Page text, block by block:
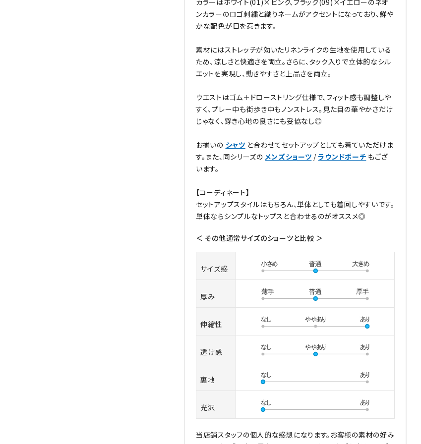
ンカラーのロゴ刺繍と織りネームがアクセントになっており、鮮や
かな配色が目を惹きます。
素材にはストレッチが効いたリネンライクの生地を使用している
ため、涼しさと快適さを両立。さらに、タック入りで立体的なシル
エットを実現し、動きやすさと上品さを両立。
ウエストはゴム＋ドローストリング仕様で、フィット感も調整しや
すく、プレー中も街歩き中もノンストレス。見た目の華やかさだけ
じゃなく、穿き心地の良さにも妥協なし◎
お揃いの シャツ と合わせてセットアップとしても着ていただけま
す。また、同シリーズの メンズショーツ /ラウンドポーチ もござ
います。
【コーディネート】
セットアップスタイルはもちろん、単体としても着回しやすいです。
単体ならシンプルなトップスと合わせるのがオススメ◎
＜ その他通常サイズのショーツと比較 ＞
サイズ感
厚み
伸縮性
透け感
裏地
光沢
当店舗スタッフの個人的な感想になります。お客様の素材の好み